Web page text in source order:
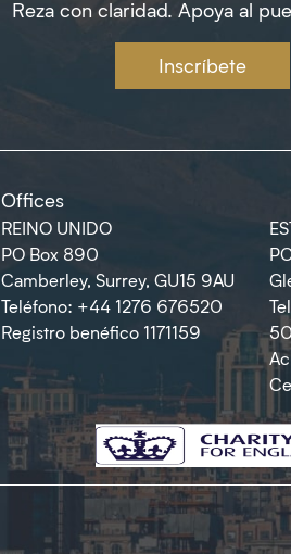
Reza con claridad. Apoya al
Inscríbete
Offices
REINO UNIDO
PO Box 890
Camberley, Surrey, GU15 9AU
Teléfono: +44 1276 676520
Registro benéfico 1171159